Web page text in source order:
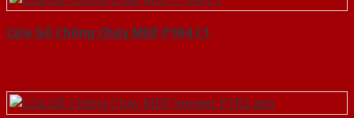
Cửa Gỗ Chống Cháy MDF P1R4 C1